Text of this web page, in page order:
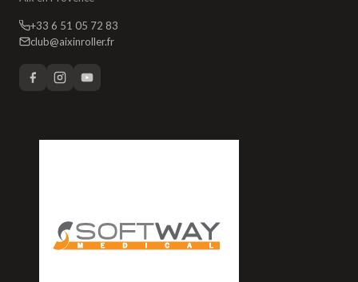
+33 6 51 05 72 83
club@aixinroller.fr